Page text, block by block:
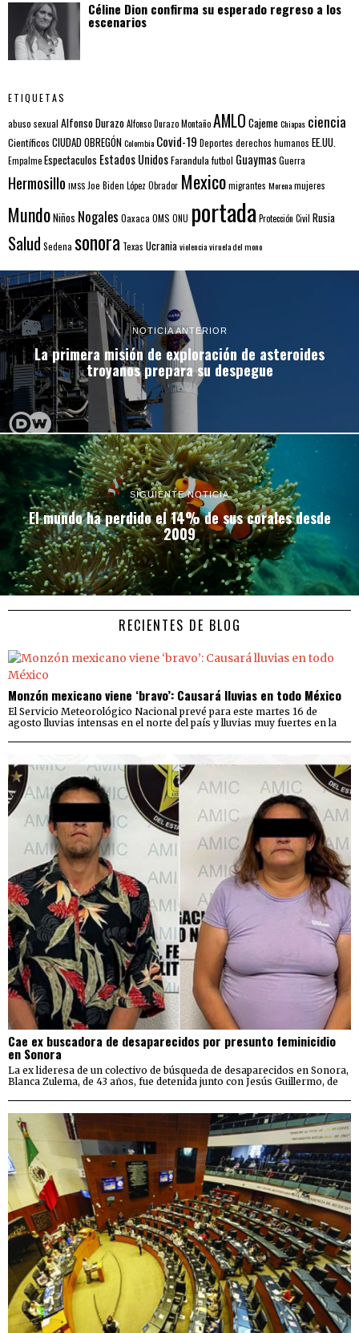
Céline Dion confirma su esperado regreso a los
escenarios
ETIQUETAS
abuso sexual Alfonso DurazoAlfonso Durazo MontañoAMLO CajemeChiapas ciencia
Científicos CIUDAD OBREGÓNColombia Covid-19 Deportes derechos humanos EE.UU.
EmpalmeEspectaculos Estados UnidosFarandulafutbol GuaymasGuerra
Hermosillo IMSS Joe Biden López Obrador Mexicomigrantes Morenamujeres
MundoNiños Nogales Oaxaca OMS ONU portada Protección Civil Rusia
Salud Sedena sonora Texas Ucraniaviolenciaviruela del mono
NOTICIA ANTERIOR
La primera misión de exploración de asteroides
troyanos prepara su despegue
SIGUIENTE NOTICIA
El mundo ha perdido el 14% de sus corales desde
2009
RECIENTES DE BLOG
Monzón mexicano viene ‘bravo’: Causará lluvias en todo México
El Servicio Meteorológico Nacional prevé para este martes 16 de
agosto lluvias intensas en el norte del país y lluvias muy fuertes en la
Cae ex buscadora de desaparecidos por presunto feminicidio
en Sonora
La ex lideresa de un colectivo de búsqueda de desaparecidos en Sonora,
Blanca Zulema, de 43 años, fue detenida junto con Jesús Guillermo, de